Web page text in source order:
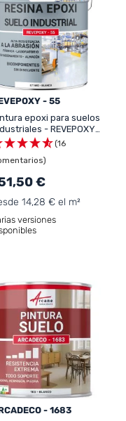
- 55
epoxi para suelos
- REVEPOXY
INTENSO
(16
€
14,28 € el m²
versiones
- 1683